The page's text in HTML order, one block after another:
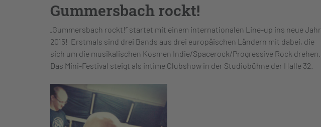
Gummersbach rockt!
„Gummersbach rockt!” startet mit einem internationalen Line-up ins neue Jahr
2015! Erstmals sind drei Bands aus drei europäischen Ländern mit dabei, die
sich um die musikalischen Kosmen Indie/Spacerock/Progressive Rock drehen.
Das Mini-Festival steigt als intime Clubshow in der Studiobühne der Halle 32.